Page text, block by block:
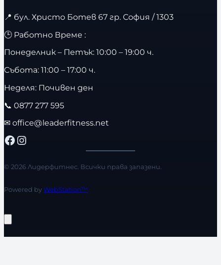
📍 бул. Христо Ботев 67 гр. София / 1303
🕒 Работно Време :
Понеделник – Петък: 10:00 – 19:00 ч.
Събота: 11:00 – 17:00 ч.
Неделя: Почивен ден
📞 0877 277 595
✉ office@leaderfitness.net
Facebook Instagram
© 2026 Лидерфитнес. Всички права запазени.
Powered byWebStation™